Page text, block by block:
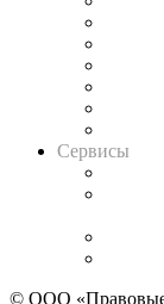
Сервисы
© ООО «Правовые